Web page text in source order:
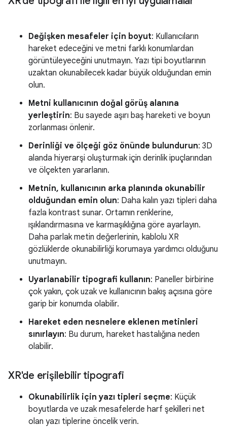
Değişken mesafeler için boyut: Kullanıcıların
hareket edeceğini ve metni farklı konumlardan
görüntüleyeceğini unutmayın. Yazı tipi boyutlarının
uzaktan okunabilecek kadar büyük olduğundan emin
olun.
Metni kullanıcının doğal görüş alanına
yerleştirin: Bu sayede aşırı baş hareketi ve boyun
zorlanması önlenir.
Derinliği ve ölçeği göz önünde bulundurun: 3D
alanda hiyerarşi oluşturmak için derinlik ipuçlarından
ve ölçekten yararlanın.
Metnin, kullanıcının arka planında okunabilir
olduğundan emin olun: Daha kalın yazı tipleri daha
fazla kontrast sunar. Ortamın renklerine,
ışıklandırmasına ve karmaşıklığına göre ayarlayın.
Daha parlak metin değerlerinin, kablolu XR
gözlüklerde okunabilirliği korumaya yardımcı olduğunu
unutmayın.
Uyarlanabilir tipografi kullanın: Paneller birbirine
çok yakın, çok uzak ve kullanıcının bakış açısına göre
garip bir konumda olabilir.
Hareket eden nesnelere eklenen metinleri
sınırlayın: Bu durum, hareket hastalığına neden
olabilir.
XR'de erişilebilir tipografi
Okunabilirlik için yazı tipleri seçme: Küçük
boyutlarda ve uzak mesafelerde harf şekilleri net
olan yazı tiplerine öncelik verin.